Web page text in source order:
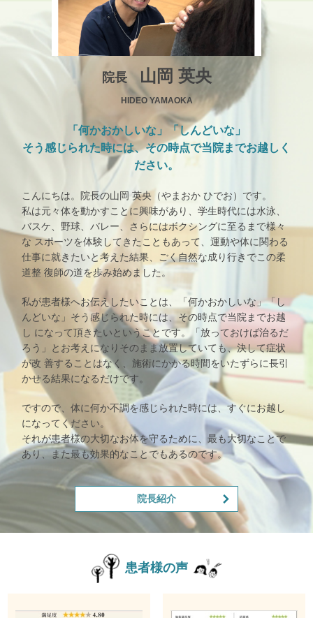
院長 山岡 英央
HIDEO YAMAOKA
「何かおかしいな」「しんどいな」
そう感じられた時には、その時点で当院までお越しく
ださい。
こんにちは。院長の山岡 英央（やまおか ひでお）です。
私は元々体を動かすことに興味があり、学生時代には水泳、
バスケ、野球、バレー、さらにはボクシングに至るまで様々
な スポーツを体験してきたこともあって、運動や体に関わる
仕事に就きたいと考えた結果、ごく自然な成り行きでこの柔
道整 復師の道を歩み始めました。
私が患者様へお伝えしたいことは、「何かおかしいな」「し
んどいな」そう感じられた時には、その時点で当院までお越
し になって頂きたいということです。「放っておけば治るだ
ろう」とお考えになりそのまま放置していても、決して症状
が改 善することはなく、施術にかかる時間をいたずらに長引
かせる結果になるだけです。
ですので、体に何か不調を感じられた時には、すぐにお越し
になってください。
それが患者様の大切なお体を守るために、最も大切なことで
あり、また最も効果的なことでもあるのです。
院長紹介
患者様の声